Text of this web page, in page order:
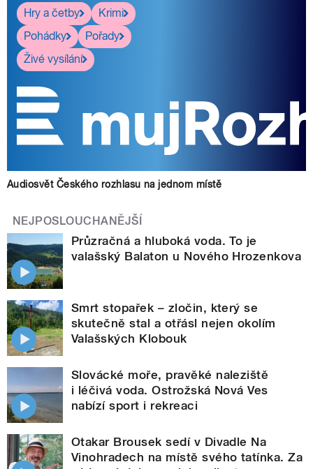
Hry a četby
Krimi
Pohádky
Pořady
Živé vysílání
Audiosvět Českého rozhlasu na jednom místě
NEJPOSLOUCHANĚJŠÍ
Průzračná a hluboká voda. To je
valašský Balaton u Nového Hrozenkova
Smrt stopařek – zločin, který se
skutečně stal a otřásl nejen okolím
Valašských Klobouk
Slovácké moře, pravěké naleziště
i léčivá voda. Ostrožská Nová Ves
nabízí sport i rekreaci
Otakar Brousek sedí v Divadle Na
Vinohradech na místě svého tatínka. Za